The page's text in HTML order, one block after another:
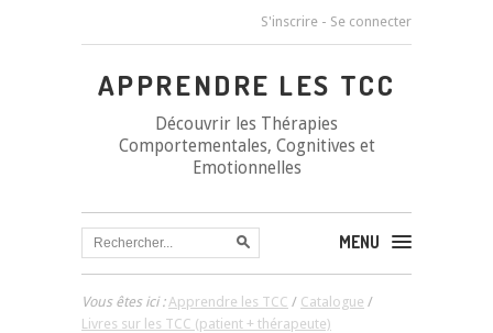
S'inscrire - Se connecter
APPRENDRE LES TCC
Découvrir les Thérapies
Comportementales, Cognitives et
Emotionnelles
MENU
Vous êtes ici :Apprendre les TCC / Catalogue /
Livres sur les TCC (patient + thérapeute)